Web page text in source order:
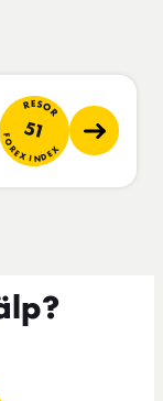
RESOR
51
FOREX INDEX